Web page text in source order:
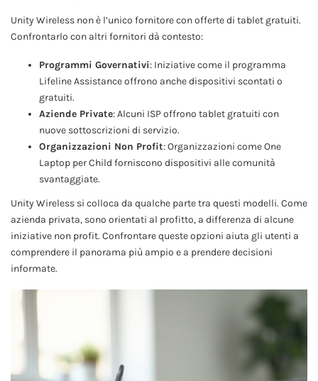
Unity Wireless non è l’unico fornitore con offerte di tablet gratuiti.
Confrontarlo con altri fornitori dà contesto:
Programmi Governativi: Iniziative come il programma
Lifeline Assistance offrono anche dispositivi scontati o
gratuiti.
Aziende Private: Alcuni ISP offrono tablet gratuiti con
nuove sottoscrizioni di servizio.
Organizzazioni Non Profit: Organizzazioni come One
Laptop per Child forniscono dispositivi alle comunità
svantaggiate.
Unity Wireless si colloca da qualche parte tra questi modelli. Come
azienda privata, sono orientati al profitto, a differenza di alcune
iniziative non profit. Confrontare queste opzioni aiuta gli utenti a
comprendere il panorama più ampio e a prendere decisioni
informate.